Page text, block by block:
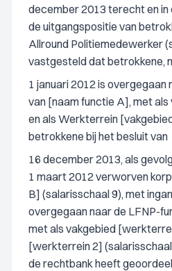
december 2013 terecht en
de uitgangspositie van
Allround Politiemedewerker
vastgesteld dat betrokkene,
1 januari 2012 is overgegaan
van [naam functie A], met
en als Werkterrein
betrokkene bij het besluit van
16 december 2013, als
1 maart 2012 verworven
B] (salarisschaal 9), met
overgegaan naar de LFNP-
met als vakgebied
[werkterrein 2]
de rechtbank heeft